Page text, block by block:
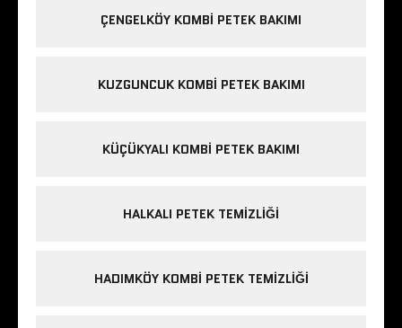
ÇENGELKÖY KOMBI PETEK BAKIMI
KUZGUNCUK KOMBI PETEK BAKIMI
KÜÇÜKYALI KOMBI PETEK BAKIMI
HALKALI PETEK TEMIZLIĞI
HADIMKÖY KOMBI PETEK TEMIZLIĞI